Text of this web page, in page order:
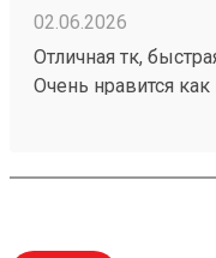
02.06.2026
Отличная тк,
Очень нравится